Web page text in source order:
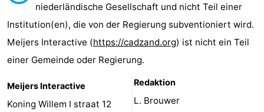
Meersee
Beach
Resort
Bad
-
De
-
Cadzand
Hoogduin
-
niederländische Gesellschaft und nicht Teil einer
Institution(en), die von der Regierung subventioniert wird.
Meijers Interactive (https://cadzand.org) ist nicht ein Teil
einer Gemeinde oder Regierung.
Meijers Interactive
Koning Willem I straat 12
Redaktion
L. Brouwer